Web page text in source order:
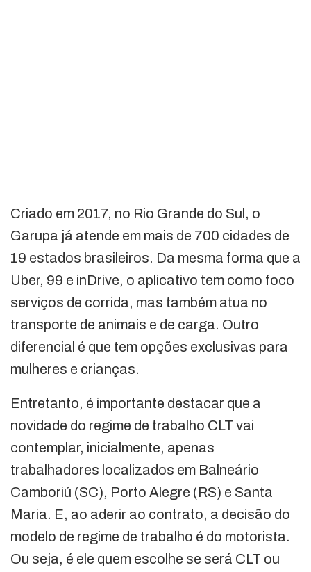
Criado em 2017, no Rio Grande do Sul, o
Garupa já atende em mais de 700 cidades de
19 estados brasileiros. Da mesma forma que a
Uber, 99 e inDrive, o aplicativo tem como foco
serviços de corrida, mas também atua no
transporte de animais e de carga. Outro
diferencial é que tem opções exclusivas para
mulheres e crianças.
Entretanto, é importante destacar que a
novidade do regime de trabalho CLT vai
contemplar, inicialmente, apenas
trabalhadores localizados em Balneário
Camboriú (SC), Porto Alegre (RS) e Santa
Maria. E, ao aderir ao contrato, a decisão do
modelo de regime de trabalho é do motorista.
Ou seja, é ele quem escolhe se será CLT ou